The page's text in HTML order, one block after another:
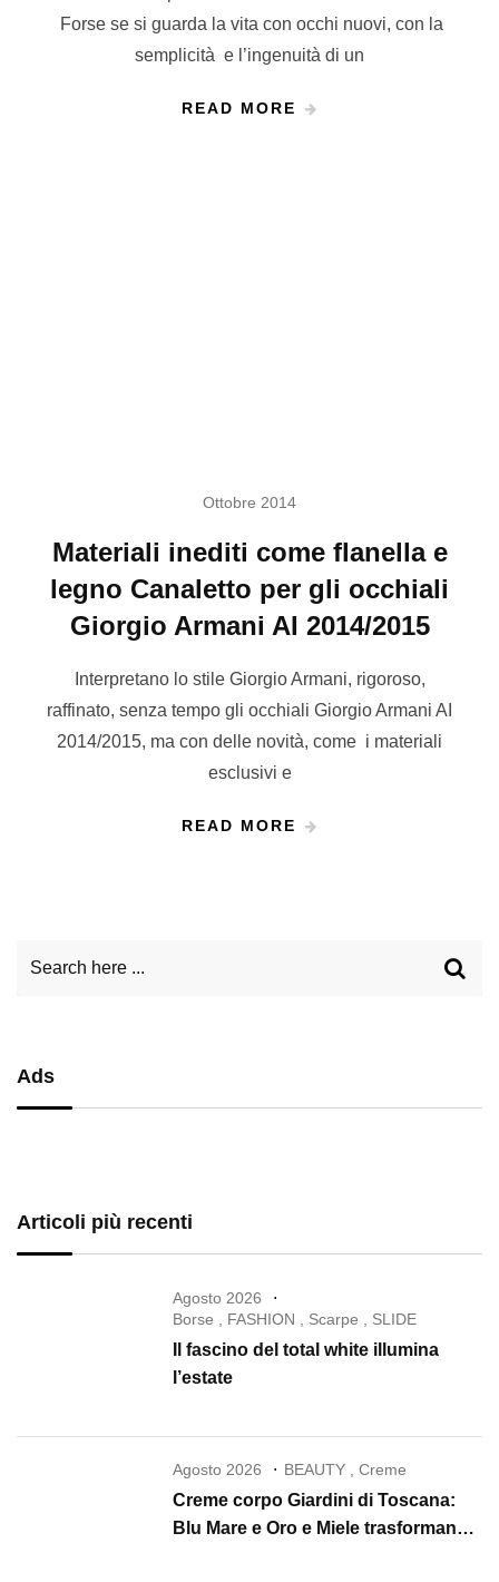
Forse se si guarda la vita con occhi nuovi, con la
semplicità e l’ingenuità di un
READ MORE
Ottobre 2014
Materiali inediti come flanella e
legno Canaletto per gli occhiali
Giorgio Armani AI 2014/2015
Interpretano lo stile Giorgio Armani, rigoroso,
raffinato, senza tempo gli occhiali Giorgio Armani AI
2014/2015, ma con delle novità, come i materiali
esclusivi e
READ MORE
Ads
Articoli più recenti
Agosto 2026
Borse
FASHION Scarpe SLIDE
Il fascino del total white illumina
l’estate
Agosto 2026 BEAUTY ,Creme
Creme corpo Giardini di Toscana:
Blu Mare e Oro e Miele trasformano